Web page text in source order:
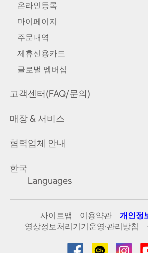
온라인등록
마이페이지
주문내역
제휴신용카드
글로벌 멤버십
고객센터(FAQ/문의)
매장 & 서비스
협력업체 안내
한국
Languages
사이트맵 이용약관
개인정
영상정보처리기기운영·관리방침